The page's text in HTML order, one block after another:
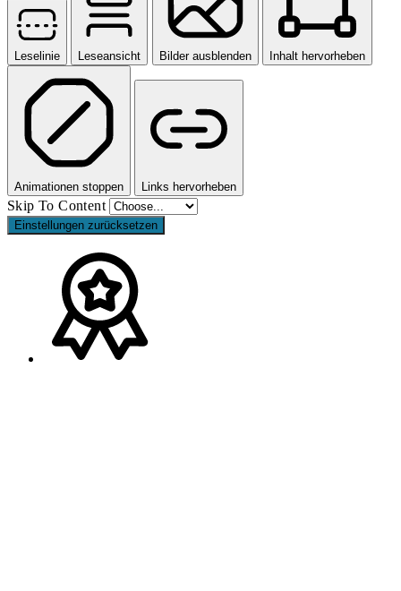
Leselinie Leseansicht Bilder ausblenden Inhalt hervorheben
Animationen stoppen Links hervorheben
Skip To Content
Einstellungen zurücksetzen